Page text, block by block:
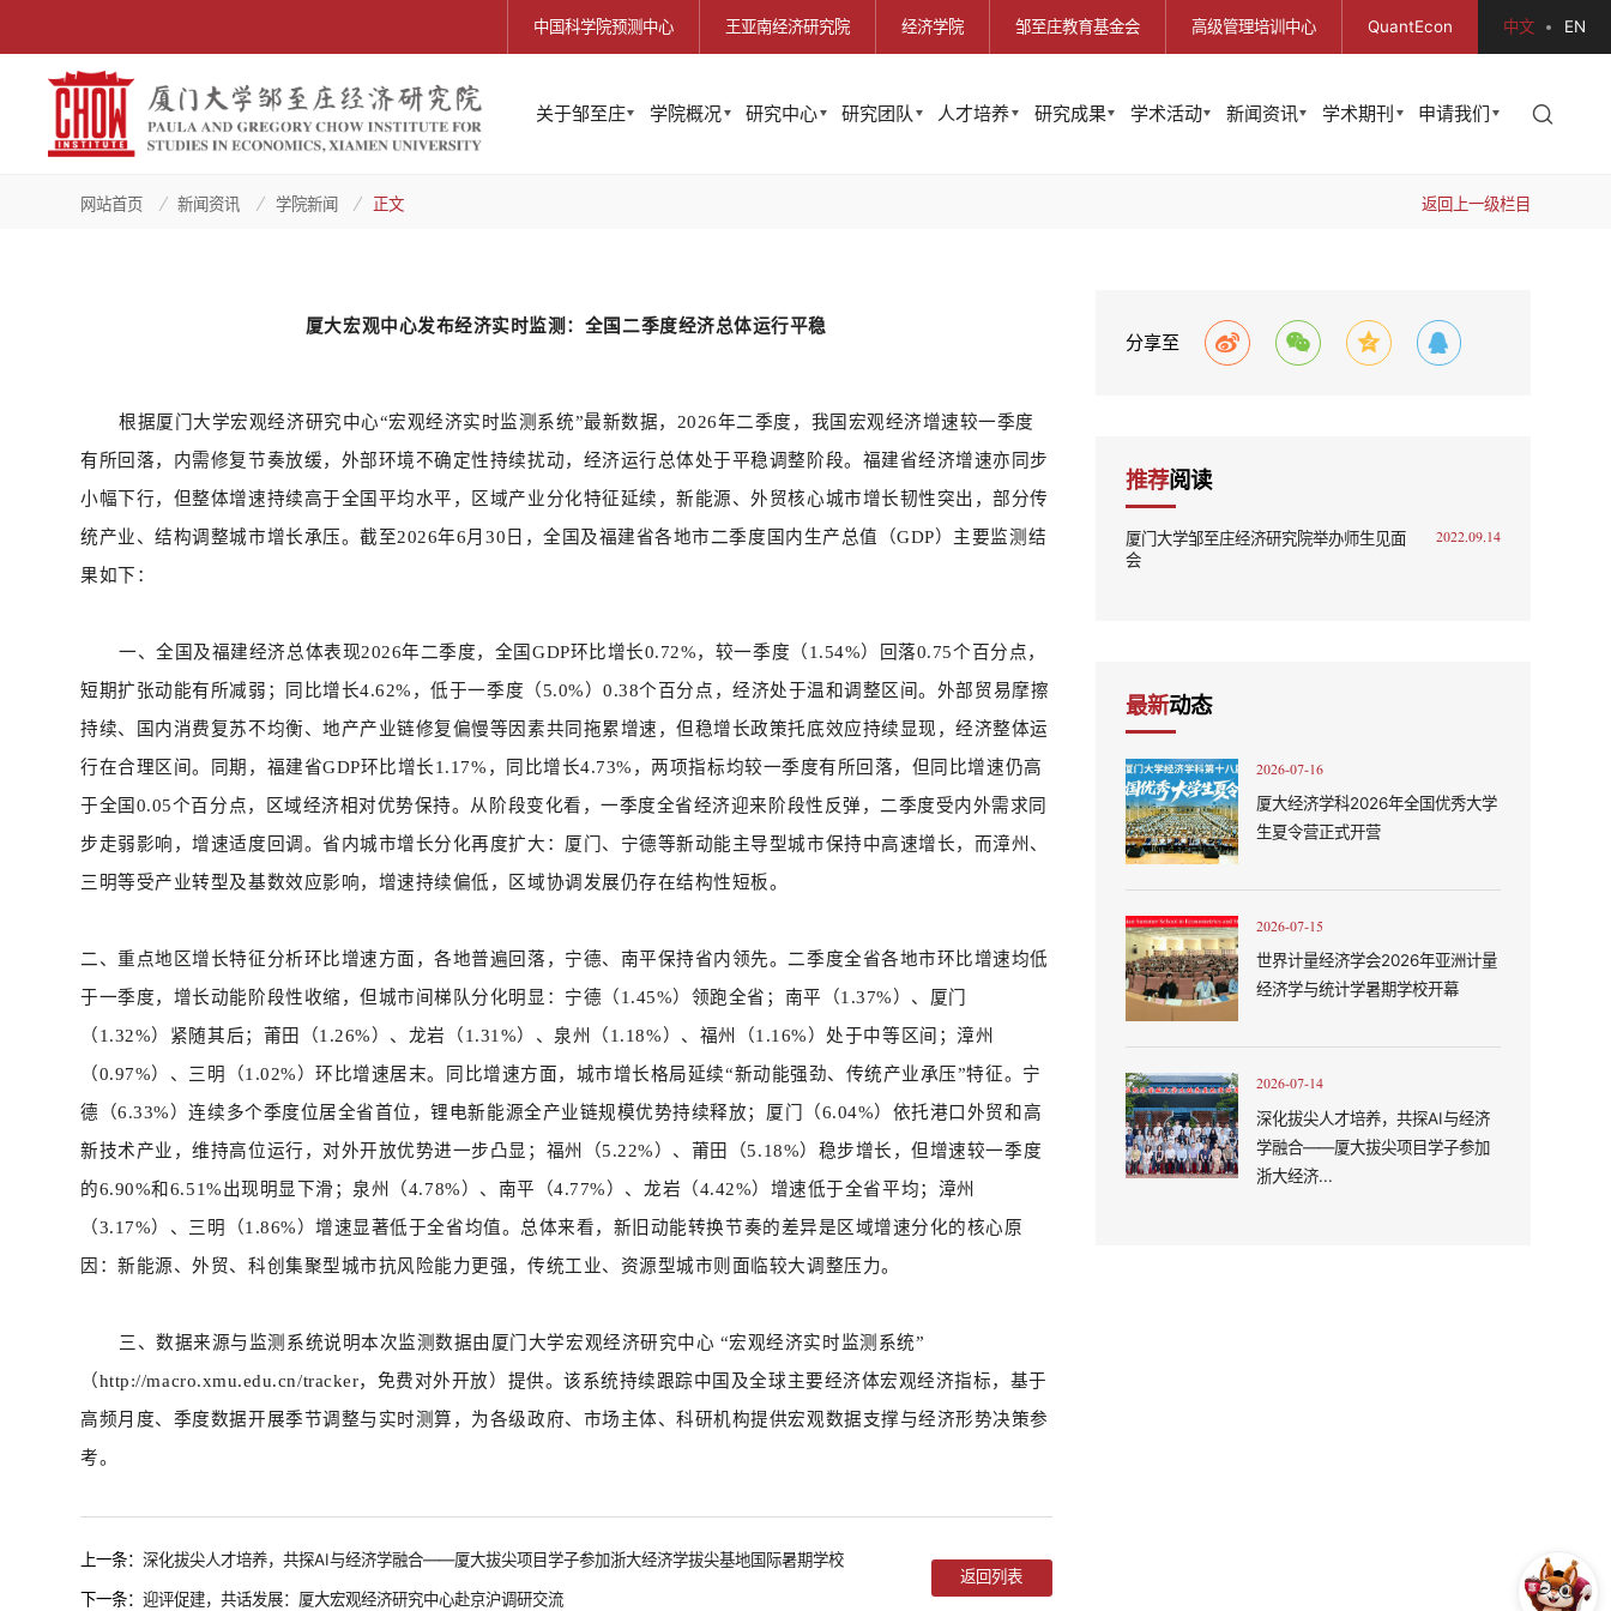
中国科学院预测中心 王亚南经济研究院 经济学院 邹至庄教育基金会 高级管理培训中心 QuantEcon 中文 EN
关于邹至庄 学院概况 研究中心 研究团队 人才培养 研究成果 学术活动 新闻资讯 学术期刊 申请我们
网站首页 新闻资讯 学院新闻 正文 返回上一级栏目
厦大宏观中心发布经济实时监测：全国二季度经济总体运行平稳
根据厦门大学宏观经济研究中心“宏观经济实时监测系统”最新数据，2026年二季度，我国宏观经济增速较一季度
有所回落，内需修复节奏放缓，外部环境不确定性持续扰动，经济运行总体处于平稳调整阶段。福建省经济增速亦同步
小幅下行，但整体增速持续高于全国平均水平，区域产业分化特征延续，新能源、外贸核心城市增长韧性突出，部分传
统产业、结构调整城市增长承压。截至2026年6月30日，全国及福建省各地市二季度国内生产总值（GDP）主要监测结
果如下：
一、全国及福建经济总体表现2026年二季度，全国GDP环比增长0.72%，较一季度（1.54%）回落0.75个百分点，
短期扩张动能有所减弱；同比增长4.62%，低于一季度（5.0%）0.38个百分点，经济处于温和调整区间。外部贸易摩擦
持续、国内消费复苏不均衡、地产产业链修复偏慢等因素共同拖累增速，但稳增长政策托底效应持续显现，经济整体运
行在合理区间。同期，福建省GDP环比增长1.17%，同比增长4.73%，两项指标均较一季度有所回落，但同比增速仍高
于全国0.05个百分点，区域经济相对优势保持。从阶段变化看，一季度全省经济迎来阶段性反弹，二季度受内外需求同
步走弱影响，增速适度回调。省内城市增长分化再度扩大：厦门、宁德等新动能主导型城市保持中高速增长，而漳州、
三明等受产业转型及基数效应影响，增速持续偏低，区域协调发展仍存在结构性短板。
二、重点地区增长特征分析环比增速方面，各地普遍回落，宁德、南平保持省内领先。二季度全省各地市环比增速均低
于一季度，增长动能阶段性收缩，但城市间梯队分化明显：宁德（ 1.45%）领跑全省；南平（1.37%）、厦门
（1.32%）紧随其后；莆田（1.26%）、龙岩（1.31%）、泉州（1.18%）、福州（1.16%）处于中等区间；漳州
（0.97%）、三明（1.02%）环比增速居末。同比增速方面，城市增长格局延续“新动能强劲、传统产业承压”特征。宁
德（6.33%）连续多个季度位居全省首位，锂电新能源全产业链规模优势持续释放；厦门（6.04%）依托港口外贸和高
新技术产业，维持高位运行，对外开放优势进一步凸显；福州（5.22%）、莆田（5.18%）稳步增长，但增速较一季度
的6.90%和6.51%出现明显下滑；泉州（4.78%）、南平（4.77%）、龙岩（4.42%）增速低于全省平均；漳州
（3.17%）、三明（1.86%）增速显著低于全省均值。总体来看，新旧动能转换节奏的差异是区域增速分化的核心原
因：新能源、外贸、科创集聚型城市抗风险能力更强，传统工业、资源型城市则面临较大调整压力。
三、数据来源与监测系统说明本次监测数据由厦门大学宏观经济研究中心 “宏观经济实时监测系统”
（http://macro.xmu.edu.cn/tracker，免费对外开放）提供。该系统持续跟踪中国及全球主要经济体宏观经济指标，基于
高频月度、季度数据开展季节调整与实时测算，为各级政府、市场主体、科研机构提供宏观数据支撑与经济形势决策参
考。
上一条：深化拔尖人才培养，共探AI与经济学融合——厦大拔尖项目学子参加浙大经济学拔尖基地国际暑期学校
下一条：迎评促建，共话发展：厦大宏观经济研究中心赴京沪调研交流
返回列表
分享至
推荐阅读
厦门大学邹至庄经济研究院举办师生见面
会
2022.09.14
最新动态
2026-07-16
厦大经济学科2026年全国优秀大学
生夏令营正式开营
2026-07-15
世界计量经济学会2026年亚洲计量
经济学与统计学暑期学校开幕
2026-07-14
深化拔尖人才培养，共探AI与经济
学融合——厦大拔尖项目学子参加
浙大经济...